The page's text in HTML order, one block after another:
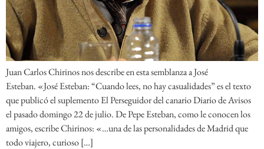
Juan Carlos Chirinos nos describe en esta semblanza a José
Esteban. «José Esteban: “Cuando lees, no hay casualidades” es el texto
que publicó el suplemento El Perseguidor del canario Diario de Avisos
el pasado domingo 22 de julio. De Pepe Esteban, como le conocen los
amigos, escribe Chirinos: «…una de las personalidades de Madrid que
todo viajero, curioso […]